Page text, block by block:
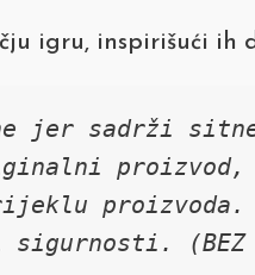
igru, inspirišući ih
jer sadrži
(BEZ